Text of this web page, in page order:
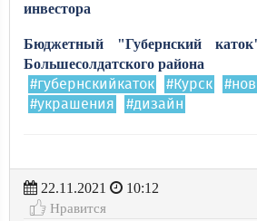
инвестора
Бюджетный "Губернский
Большесолдатского районa
#губернскийкаток #Курск
#украшения
#дизайн
22.11.2021
10:12
Нравится